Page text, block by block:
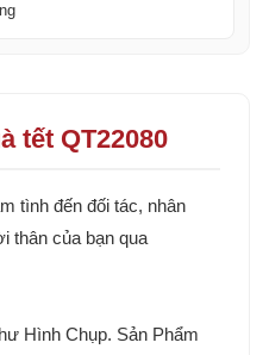
tết QT22080
tình đến đối tác, nhân
thân của bạn qua
Hình Chụp. Sản Phẩm